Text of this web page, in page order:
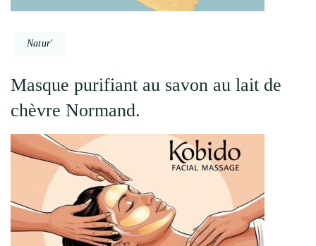
Natur'
Masque purifiant au savon au lait de
chèvre Normand.